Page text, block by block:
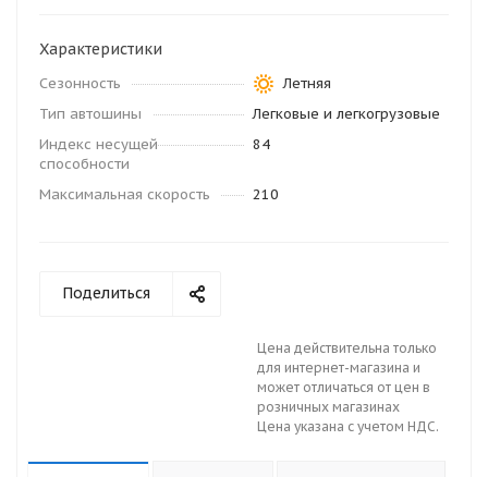
Характеристики
Сезонность
Летняя
Тип автошины
Легковые и легкогрузовые
Индекс несущей
способности
84
Максимальная скорость 210
Поделиться
Цена действительна только
для интернет-магазина и
может отличаться от цен в
розничных магазинах
Цена указана с учетом НДС.